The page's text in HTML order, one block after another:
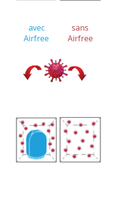
avec
Airfree
sans
Airfree